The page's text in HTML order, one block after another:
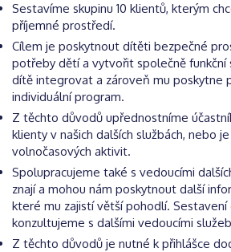
Sestavíme skupinu 10 klientů, kterým
příjemné prostředí.
Cílem je poskytnout dítěti bezpečné
potřeby dětí a vytvořit společně funkční
dítě integrovat a zároveň mu poskytne
individuální program.
Z těchto důvodů upřednostníme
klienty v našich dalších službách, nebo
volnočasových aktivit.
Spolupracujeme také s vedoucími
znají a mohou nám poskytnout další
které mu zajistí větší pohodlí.
konzultujeme s dalšími vedoucími
Z těchto důvodů je nutné k přihlášce